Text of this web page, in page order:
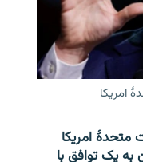
امریکا
امریکا
یک توافق با